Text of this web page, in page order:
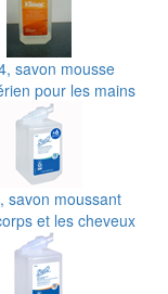
savon mousse
pour les mains
savon moussant
et les cheveux